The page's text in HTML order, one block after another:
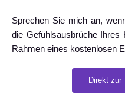
Sprechen Sie mich an,
die Gefühlsausbrüche Ihres
Rahmen eines kostenlosen
Direkt zur